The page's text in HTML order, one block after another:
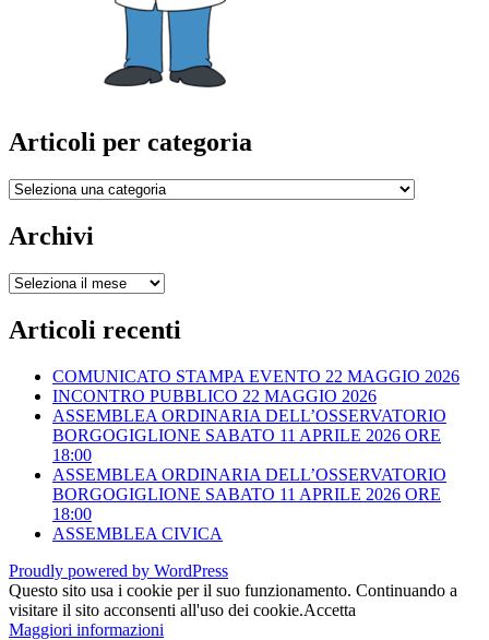
Articoli per categoria
Articoli
categoria
Archivi
Archivi
Articoli recenti
COMUNICATO STAMPA EVENTO 22 MAGGIO 2026
INCONTRO PUBBLICO 22 MAGGIO 2026
ASSEMBLEA ORDINARIA DELL’OSSERVATORIO
BORGOGIGLIONE SABATO 11 APRILE 2026 ORE
18:00
ASSEMBLEA ORDINARIA DELL’OSSERVATORIO
BORGOGIGLIONE SABATO 11 APRILE 2026 ORE
18:00
ASSEMBLEA CIVICA
Proudly powered by WordPress
Questo sito usa i cookie per il suo funzionamento. Continuando a
visitare il sito acconsenti all'uso dei cookie.Accetta
Maggiori informazioni